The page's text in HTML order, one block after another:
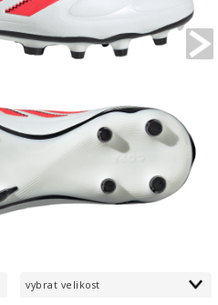
PREVIOUS
vybrat velikost